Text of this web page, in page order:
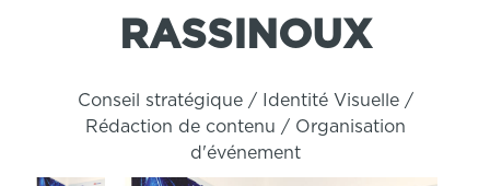
RASSINOUX
Conseil stratégique / Identité Visuelle /
Rédaction de contenu / Organisation
d'événement